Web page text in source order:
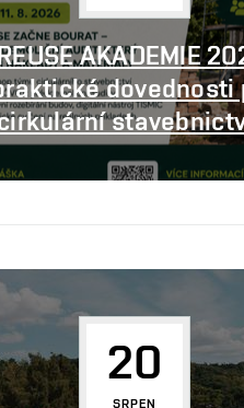
AKADEMIE
dovednosti
20
SRPEN